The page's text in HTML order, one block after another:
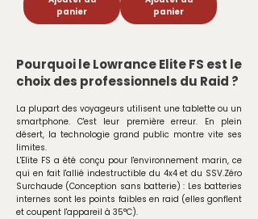
panier
panier
Pourquoi le Lowrance Elite FS est le
choix des professionnels du Raid ?
La plupart des voyageurs utilisent une tablette ou un
smartphone. C'est leur première erreur. En plein
désert, la technologie grand public montre vite ses
limites.
L'Elite FS a été conçu pour l'environnement marin, ce
qui en fait l'allié indestructible du 4x4 et du SSV.Zéro
Surchaude (Conception sans batterie) : Les batteries
internes sont les points faibles en raid (elles gonflent
et coupent l'appareil à 35°C).